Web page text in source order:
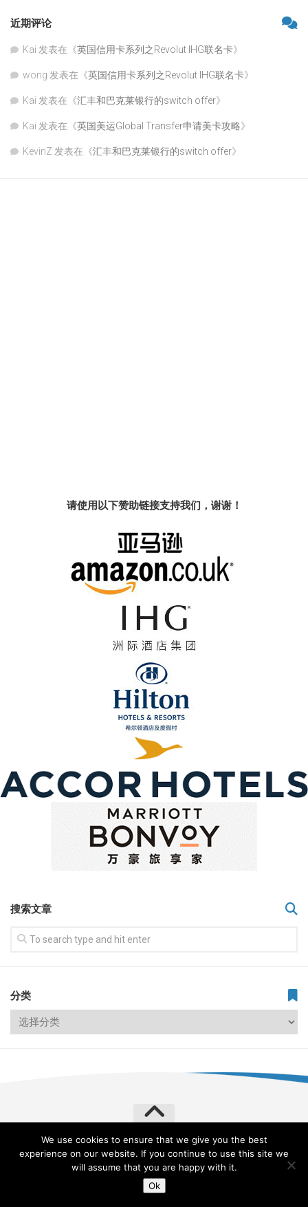
近期评论
Kai 发表在《英国信用卡系列之Revolut IHG联名卡》
wong 发表在《英国信用卡系列之Revolut IHG联名卡》
Kai 发表在《汇丰和巴克莱银行的switch offer》
Kai 发表在《英国美运Global Transfer申请美卡攻略》
KevinZ 发表在《汇丰和巴克莱银行的switch offer》
请使用以下赞助链接支持我们，谢谢！
搜索文章
分类
飞常旅客 VERYLVKE © 2026. All Rights Reserved.
Powered byWordPress. Theme byAlx
We use cookies to ensure that we give you the best
experience on our website. If you continue to use this site we
will assume that you are happy with it.
Ok